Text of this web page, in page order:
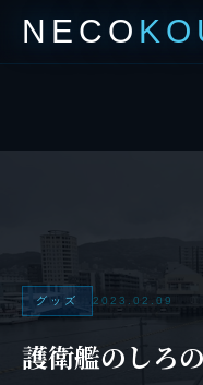
NECO
グッズ 2023.02.09
護衛艦のしろ